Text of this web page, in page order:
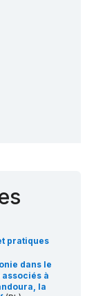
pratiques
dans le
à
la